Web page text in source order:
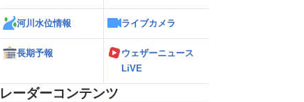
河川水位情報 ライブカメラ
長期予報
ウェザーニュース
LiVE
レーダーコンテンツ